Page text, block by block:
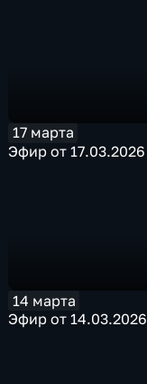
17 марта
Эфир от 17.03.2026
14 марта
Эфир от 14.03.2026